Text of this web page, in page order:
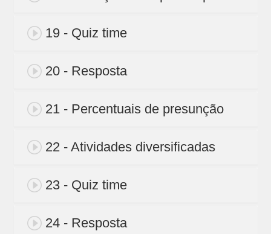
19 - Quiz time
20 - Resposta
21 - Percentuais de presunção
22 - Atividades diversificadas
23 - Quiz time
24 - Resposta